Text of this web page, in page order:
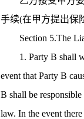
手续(在甲方提出保
Section 5.The
1. Party B shall
event that Party B
B shall be
law. In the event